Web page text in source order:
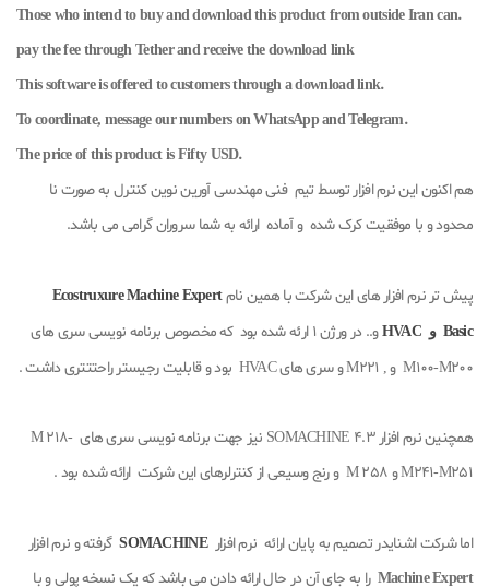
.Those who intend to buy and download this product from outside Iran can
pay the fee through Tether and receive the download link
.This software is offered to customers through a download link
.To coordinate, message our numbers on WhatsApp and Telegram
.The price of this product is Fifty USD
هم اکنون این نرم افزار توسط تیم فنی مهندسی آورین نوین کنترل به صورت نا
محدود و با موفقیت کرک شده و آماده ارائه به شما سروران گرامی می باشد.
پیش تر نرم افزار های این شرکت با همین نام Ecostruxure Machine Expert
Basic و HVAC
و.. در ورژن 1 ارئه شده بود که مخصوص برنامه نویسی سری های
M100-M200 و , M221 و سری های HVAC بود و قابلیت رجیستر راحتتتری داشت .
همچنین نرم افزار SOMACHINE 4.3 نیز جهت برنامه نویسی سری های M 218-
M241-M251 و M 258 و رنج وسیعی از کنترلرهای این شرکت ارائه شده بود .
اما شرکت اشنایدر تصمیم به پایان ارائه نرم افزارSOMACHINE گرفته و نرم افزار
Machine Expert را به جای آن در حال ارائه دادن می باشد که یک نسخه پولی و با